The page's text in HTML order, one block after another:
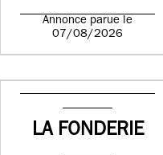
Annonce parue le
07/08/2026
LA FONDERIE